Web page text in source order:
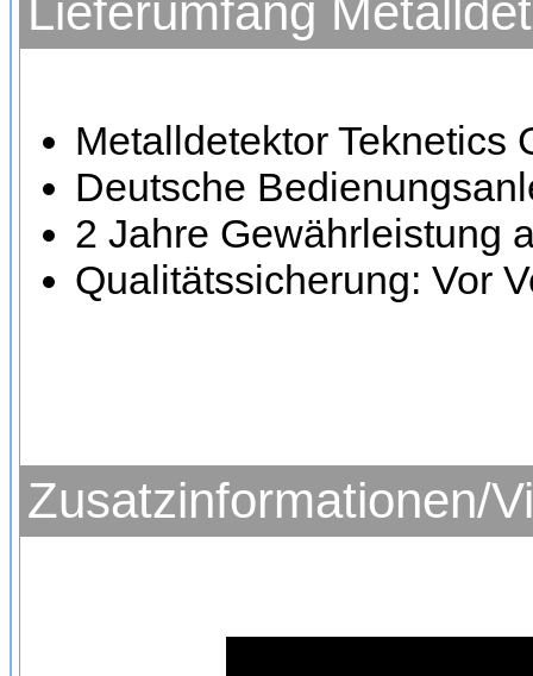
Lieferumfang
Metalldetektor Teknetics
Deutsche
2 Jahre Gewährleistung
Qualitätssicherung: Vor
Zusatzinformationen/